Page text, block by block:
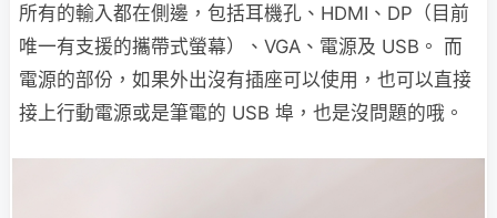
所有的輸入都在側邊，包括耳機孔、HDMI、DP（目前
唯一有支援的攜帶式螢幕）、VGA、電源及 USB。 而
電源的部份，如果外出沒有插座可以使用，也可以直接
接上行動電源或是筆電的 USB 埠，也是沒問題的哦。